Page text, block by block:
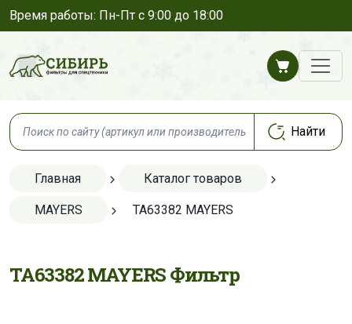
Время работы: Пн-Пт с 9:00 до 18:00
Главная Каталог товаров
MAYERS TA63382 MAYERS
TA63382 MAYERS Фильтр